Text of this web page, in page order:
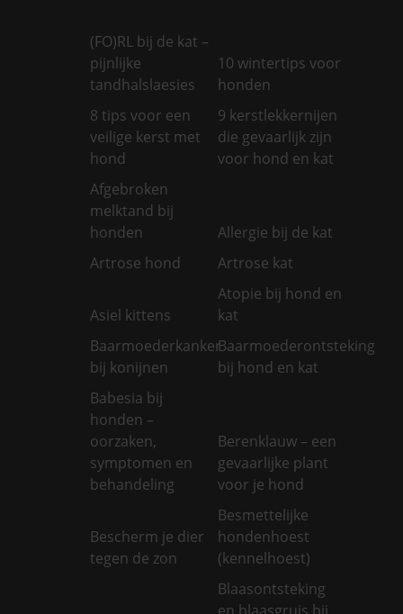
(FO)RL bij de kat –
pijnlijke
tandhalslaesies
10 wintertips voor
honden
8 tips voor een
veilige kerst met
hond
9 kerstlekkernijen
die gevaarlijk zijn
voor hond en kat
Afgebroken
melktand bij
honden
Allergie bij de kat
Artrose hond
Artrose kat
Asiel kittens
Atopie bij hond en
kat
Baarmoederkanker
bij konijnen
Baarmoederontsteking
bij hond en kat
Babesia bij
honden –
oorzaken,
symptomen en
behandeling
Berenklauw – een
gevaarlijke plant
voor je hond
Bescherm je dier
tegen de zon
Besmettelijke
hondenhoest
(kennelhoest)
Blaasontsteking